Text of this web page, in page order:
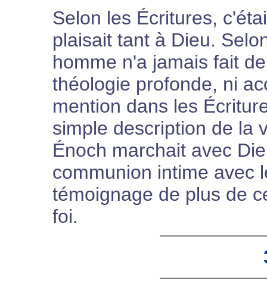
Selon les Écritures,
plaisait tant à Dieu.
homme n'a jamais fait
théologie profonde, ni
mention dans les
simple description de la
Énoch marchait avec
communion intime avec
témoignage de plus de
foi.